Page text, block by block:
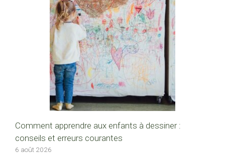
Comment apprendre aux enfants à dessiner :
conseils et erreurs courantes
6 août 2026